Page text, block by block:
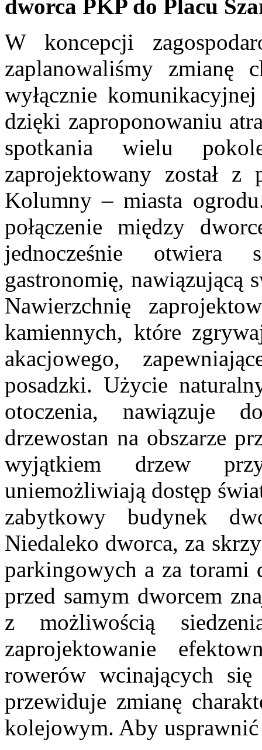
dworca PKP do Placu
W koncepcji
zaplanowaliśmy zmianę
wyłącznie
dzięki zaproponowaniu
spotkania wielu
zaprojektowany został z
Kolumny – miasta
połączenie między
jednocześnie
gastronomię, nawiązującą
Nawierzchnię
kamiennych, które
akacjowego,
posadzki. Użycie
otoczenia, nawiązuje
drzewostan na obszarze
wyjątkiem drzew
uniemożliwiają dostęp
zabytkowy budynek
Niedaleko dworca, za
parkingowych a za torami
przed samym dworcem
z możliwością
zaprojektowanie
rowerów wcinających
przewiduje zmianę
kolejowym. Aby